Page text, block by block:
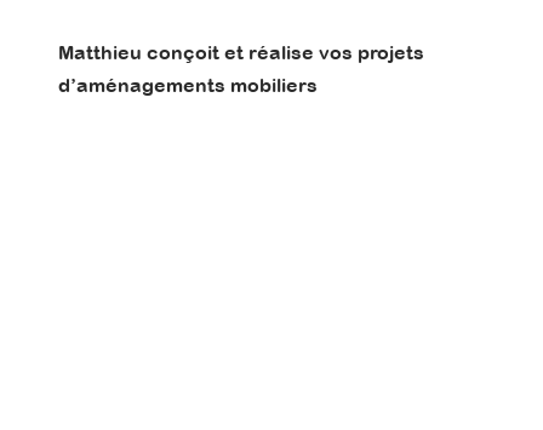
Matthieu conçoit et réalise vos projets
d’aménagements mobiliers